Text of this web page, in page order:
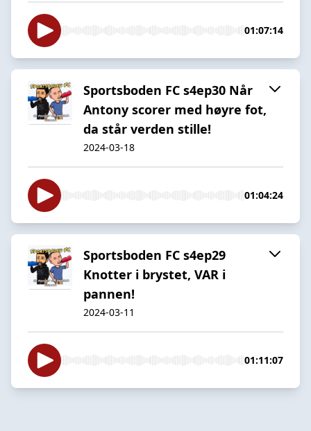
01:07:14
Sportsboden FC s4ep30 Når
Antony scorer med høyre fot,
da står verden stille!
2024-03-18
01:04:24
Sportsboden FC s4ep29
Knotter i brystet, VAR i
pannen!
2024-03-11
01:11:07